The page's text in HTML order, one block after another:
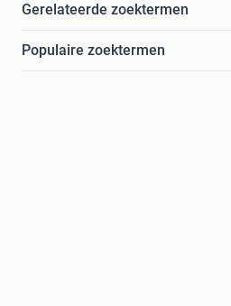
Gerelateerde zoektermen
Populaire zoektermen